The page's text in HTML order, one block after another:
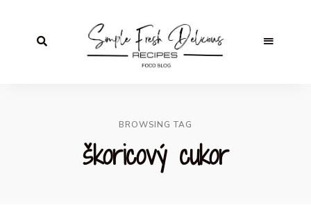
BROWSING TAG
škoricový cukor